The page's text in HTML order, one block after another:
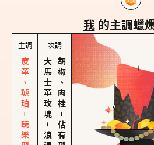
我 的主調蠟
主調
皮革、琥珀－玩樂型
次調
大馬士革玫瑰
－
胡椒、肉桂
－
佔有型